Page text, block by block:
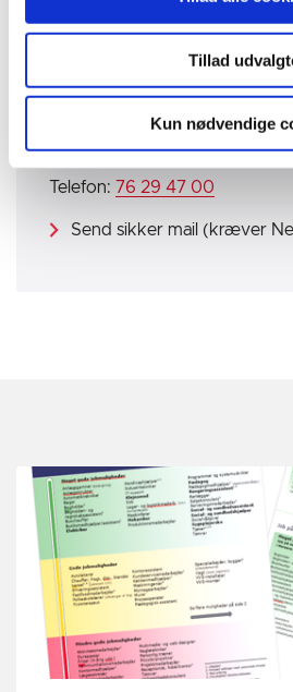
Tillad
Kun nødvendige
Jobcenter Horsens -
Information og tidsbestilling
Chr M Østergaards Vej 4
Telefon: 76 29 47 00
Send sikker mail (kræver